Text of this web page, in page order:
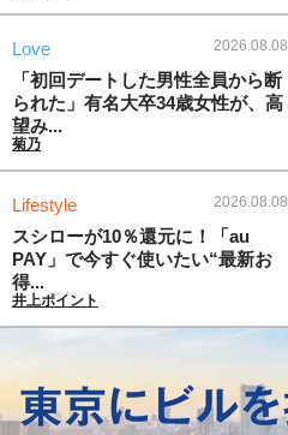
Love 2026.08.08
「初回デートした男性全員から断
られた」有名大卒34歳女性が、高
望み...
菊乃
Lifestyle 2026.08.08
スシローが10％還元に！「au
PAY」で今すぐ使いたい“最新お
得...
井上ポイント